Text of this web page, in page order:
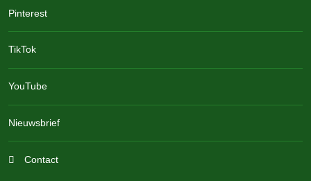
Opgemaakte bedden
Handdoeken en theedoeken aanwezig
Stereo-installatie, satelliet-tv en internet, WiFi
Pinterest
TikTok
YouTube
Nieuwsbrief
Contact